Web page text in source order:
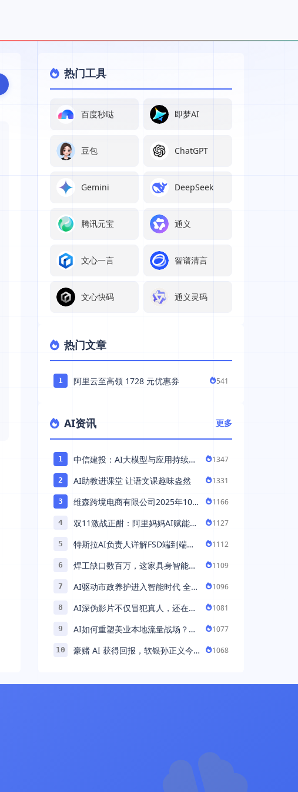
热门工具
百度秒哒 即梦AI
豆包 ChatGPT
Gemini DeepSeek
腾讯元宝 通义
文心一言 智谱清言
文心快码 通义灵码
热门文章
1 阿里云至高领 1728 元优惠券 541
AI资讯 更多
1
中信建投：AI大模型与应用持续发
1347
2 AI助教进课堂 让语文课趣味盎然 1331
3
维森跨境电商有限公司2025年10
家 ...
1166
4
双11激战正酣：阿里妈妈AI赋能，
1127
5
特斯拉AI负责人详解FSD端到端架
智能 ...
1112
6
焊工缺口数百万，这家具身智能机
...
1109
7
AI驱动市政养护进入智能时代 全国
1096
8
AI深伪影片不仅冒犯真人，还在英
1081
9
AI如何重塑美业本地流量战场？拆
1077
10
豪赌 AI 获得回报，软银孙正义今
1068